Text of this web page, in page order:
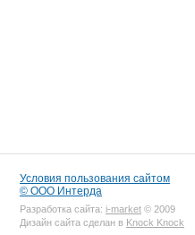
Условия пользования сайтом
© ООО Интерда
Разработка сайта: i-market © 2009
Дизайн сайта сделан в Knock Knock